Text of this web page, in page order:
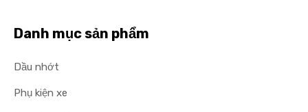
Danh mục sản phẩm
Dầu nhớt
Phụ kiện xe